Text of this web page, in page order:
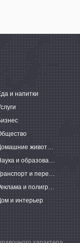
и напитки
Домашние животные
Наука и образование
Транспорт и перевозки
Реклама и полиграфия
и интерьер